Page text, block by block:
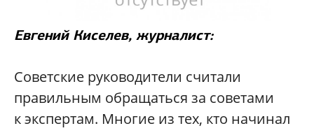
Евгений Киселев, журналист:
Советские руководители считали
правильным обращаться за советами
к экспертам. Многие из тех, кто начинал